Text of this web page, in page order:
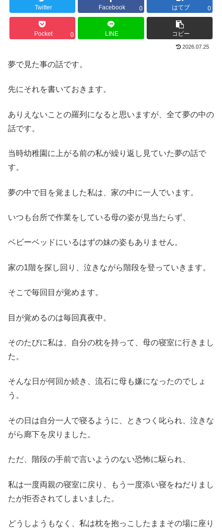
Twitter Facebook 0 はてブ 0
Pocket 0 LINE コピー
2026.07.25
夢で見た事の話です。
先にそれを書いておきます。
ありえないことの羅列になると思いますが、全て夢の中の
話です。
当時幼稚園に上がる前の私が繰り返し見ていた夢の話で
す。
夢の中で目を覚ました私は、家の中に一人でいます。
いつも台所で作業をしている母の姿が見当たらず、
ベビーベッドにいるはずの妹の姿もありません。
家の1階を探し回り、泣きながら階段を登っていきます。
そこで毎回目が覚めます。
目が覚めるのは毎回真夜中。
そのたびに私は、自分の枕を持って、母の寝室に行きまし
た。
そんな日が何回か続き、流石に母も嫌になったのでしょ
う。
その日は自分一人で寝るように、ときつく叱られ、泣きな
がら廊下を戻りました。
ただ、階段の手前で言いようのない恐怖に駆られ、
私は一度両親の寝室に戻り、もう一度添い寝をねだりまし
たが拒否されてしまいました。
どうしようもなく、私は枕を抱っこしたままその場に座り